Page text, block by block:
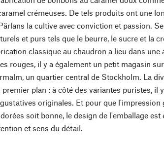
crémeuses. De tels produits ont une
la cultive avec conviction et passion.
et purs tels que le beurre, le sucre et la
classique au chaudron a lieu dans une
rouges, il y a également un petit magasin
un quartier central de Stockholm. La
premier plan : à côté des variantes puristes, il
originales. Et pour que l'impression
soit bonne, le design de l'emballage est
et sens du détail.